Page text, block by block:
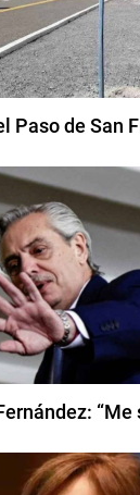
Paso de San